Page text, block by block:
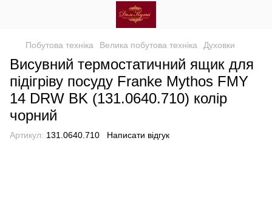
Побутова техніка Велика побутова техніка Духовки
Висувний термостатичний ящик для
підігріву посуду Franke Mythos FMY
14 DRW BK (131.0640.710) колір
чорний
Артикул: 131.0640.710 Написати відгук